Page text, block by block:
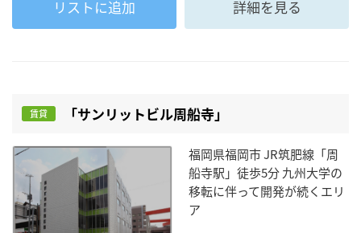
リストに追加 詳細を見る
賃貸 「サンリットビル周船寺」
福岡県福岡市 JR筑肥線「周
船寺駅」徒歩5分 九州大学の
移転に伴って開発が続くエリ
ア